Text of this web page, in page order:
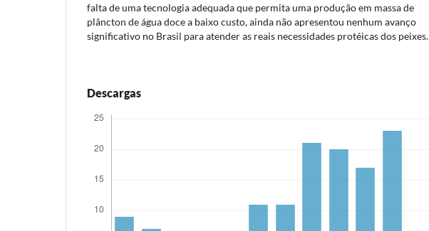
falta de uma tecnologia adequada que permita uma produção em massa de
plâncton de água doce a baixo custo, ainda não apresentou nenhum avanço
significativo no Brasil para atender as reais necessidades protéicas dos peixes.
Descargas